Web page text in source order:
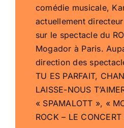
comédie musicale,
actuellement
sur le spectacle du
Mogador à Paris.
direction des
TU ES PARFAIT,
LAISSE-NOUS
« SPAMALOTT », «
ROCK – LE CONCERT